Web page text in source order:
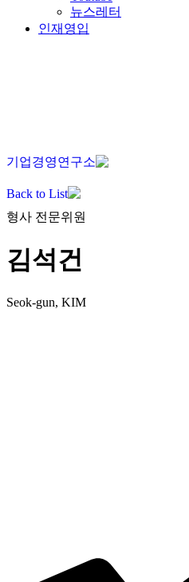
뉴스레터
인재영입
기업경영연구소
Back to List
형사 전문위원
김석건
Seok-gun, KIM